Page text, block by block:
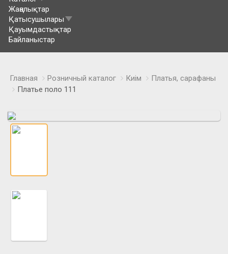
Жаңалықтар
Қатысушылары
Қауымдастықтар
Байланыстар
Главная Розничный каталог Киім
Платья, сарафаны
Платье поло 111